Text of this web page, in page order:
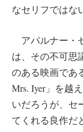
なセリフではな
アパルナー・
は、その不可思
のある映画であ
Mrs. Iyer」を越
いだろうが、セ
てくれる良作だ